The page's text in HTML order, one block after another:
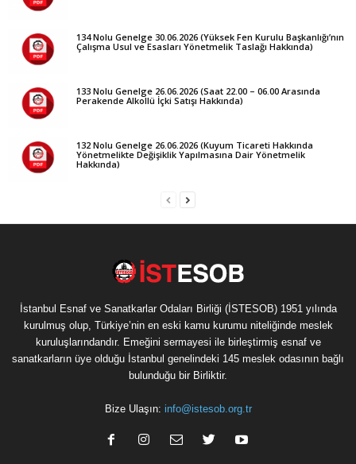
134 Nolu Genelge 30.06.2026 (Yüksek Fen Kurulu Başkanlığı’nın
Çalışma Usul ve Esasları Yönetmelik Taslağı Hakkında)
133 Nolu Genelge 26.06.2026 (Saat 22.00 – 06.00 Arasında
Perakende Alkollü İçki Satışı Hakkında)
132 Nolu Genelge 26.06.2026 (Kuyum Ticareti Hakkında
Yönetmelikte Değişiklik Yapılmasına Dair Yönetmelik
Hakkında)
İstanbul Esnaf ve Sanatkarlar Odaları Birliği (İSTESOB) 1951 yılında
kurulmuş olup, Türkiye’nin en eski kamu kurumu niteliğinde meslek
kuruluşlarındandır. Emeğini sermayesi ile birleştirmiş esnaf ve
sanatkarların üye olduğu İstanbul genelindeki 145 meslek odasının bağlı
bulunduğu bir Birliktir.
Bize Ulaşın: info@istesob.org.tr